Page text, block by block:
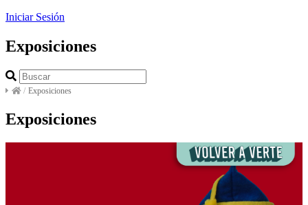
Iniciar Sesión
Exposiciones
/ Exposiciones
Exposiciones